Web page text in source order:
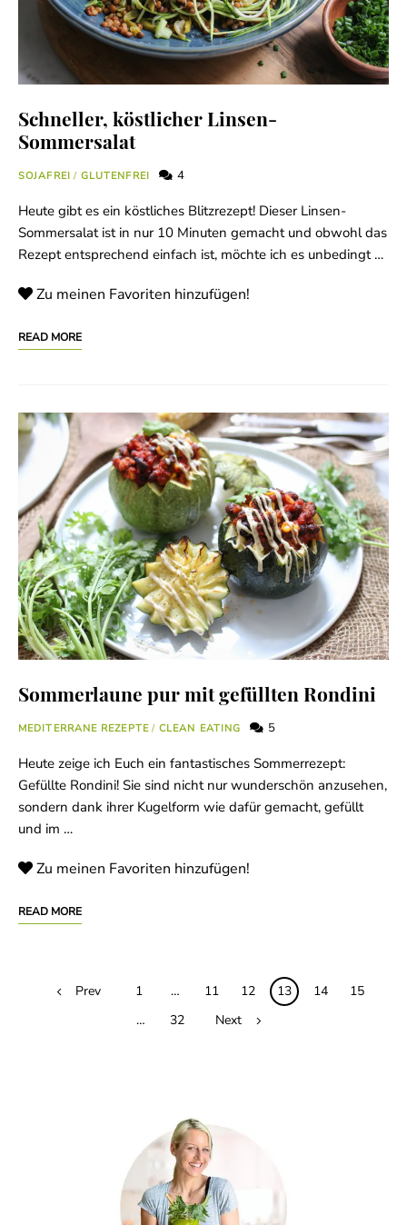
Schneller, köstlicher Linsen-
Sommersalat
SOJAFREI / GLUTENFREI 4
Heute gibt es ein köstliches Blitzrezept! Dieser Linsen-
Sommersalat ist in nur 10 Minuten gemacht und obwohl das
Rezept entsprechend einfach ist, möchte ich es unbedingt …
Zu meinen Favoriten hinzufügen!
READ MORE
Sommerlaune pur mit gefüllten Rondini
MEDITERRANE REZEPTE/ CLEAN EATING 5
Heute zeige ich Euch ein fantastisches Sommerrezept:
Gefüllte Rondini! Sie sind nicht nur wunderschön anzusehen,
sondern dank ihrer Kugelform wie dafür gemacht, gefüllt
und im …
Zu meinen Favoriten hinzufügen!
READ MORE
Posts
Prev 1 … 11 12 13 14
15
…
32 Next